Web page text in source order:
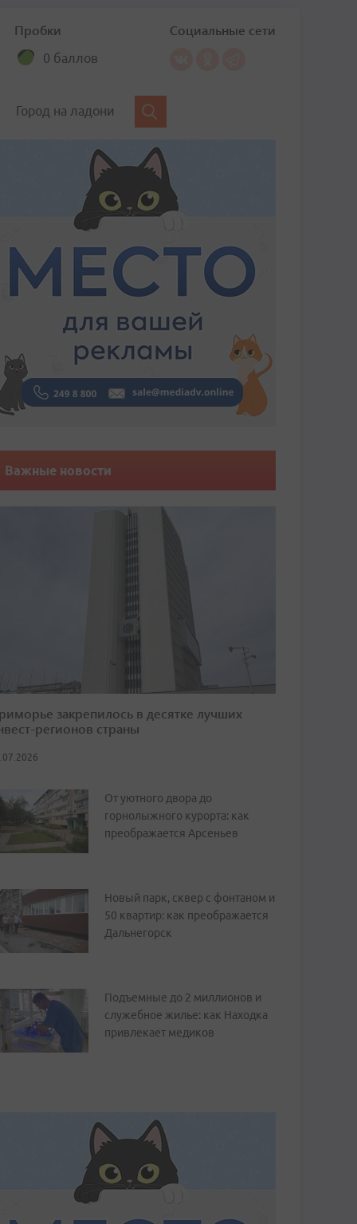
Пробки
0 баллов
Социальные сети
Город на ладони
Важные новости
закрепилось в десятке лучших
регионов страны
От уютного двора до
горнолыжного курорта: как
преображается Арсеньев
Новый парк, сквер с фонтаном и
50 квартир: как преображается
Дальнегорск
Подъемные до 2 миллионов и
служебное жилье: как Находка
привлекает медиков